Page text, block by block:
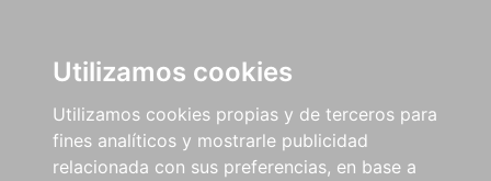
Utilizamos cookies
Utilizamos cookies propias y de terceros para
fines analíticos y mostrarle publicidad
relacionada con sus preferencias, en base a